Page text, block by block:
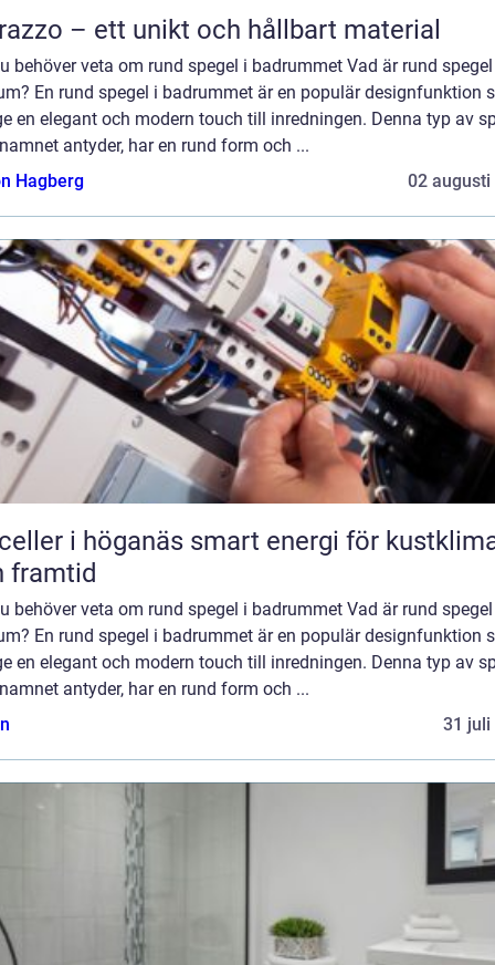
– ett unikt och hållbart material
behöver veta om rund spegel i badrummet Vad är rund spegel
En rund spegel i badrummet är en populär designfunktion
en elegant och modern touch till inredningen. Denna typ av
antyder, har en rund form och ...
Hagberg
02 augusti
höganäs smart energi för kustklimat
framtid
behöver veta om rund spegel i badrummet Vad är rund spegel
En rund spegel i badrummet är en populär designfunktion
en elegant och modern touch till inredningen. Denna typ av
antyder, har en rund form och ...
31 juli